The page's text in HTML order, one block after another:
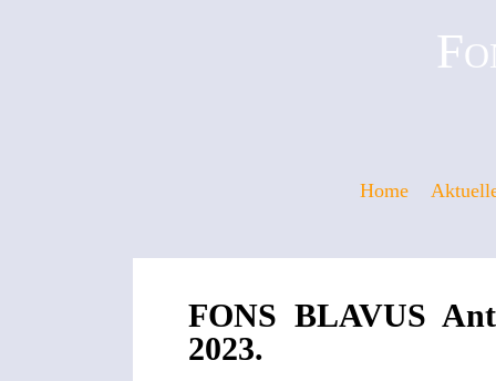
Home
FONS BLAVUS
2023.